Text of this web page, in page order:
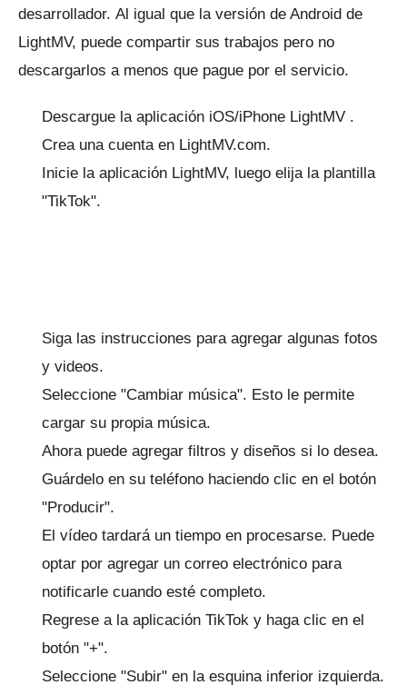
desarrollador. Al igual que la versión de Android de
LightMV, puede compartir sus trabajos pero no
descargarlos a menos que pague por el servicio.
Descargue la aplicación iOS/iPhone LightMV .
Crea una cuenta en LightMV.com.
Inicie la aplicación LightMV, luego elija la plantilla
"TikTok".
Siga las instrucciones para agregar algunas fotos
y videos.
Seleccione "Cambiar música". Esto le permite
cargar su propia música.
Ahora puede agregar filtros y diseños si lo desea.
Guárdelo en su teléfono haciendo clic en el botón
"Producir".
El vídeo tardará un tiempo en procesarse. Puede
optar por agregar un correo electrónico para
notificarle cuando esté completo.
Regrese a la aplicación TikTok y haga clic en el
botón "+".
Seleccione "Subir" en la esquina inferior izquierda.